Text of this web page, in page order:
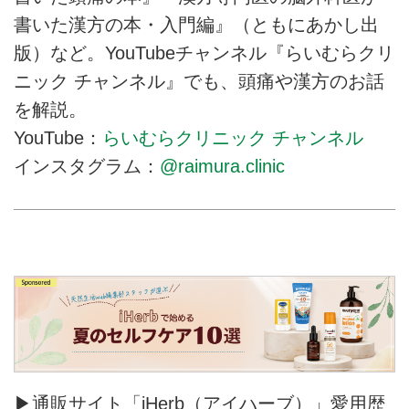
書いた漢方の本・入門編』（ともにあかし出
版）など。YouTubeチャンネル『らいむらクリ
ニック チャンネル』でも、頭痛や漢方のお話
を解説。
YouTube： らいむらクリニック チャンネル
インスタグラム： @raimura.clinic
▶通販サイト「iHerb（アイハーブ）」愛用歴